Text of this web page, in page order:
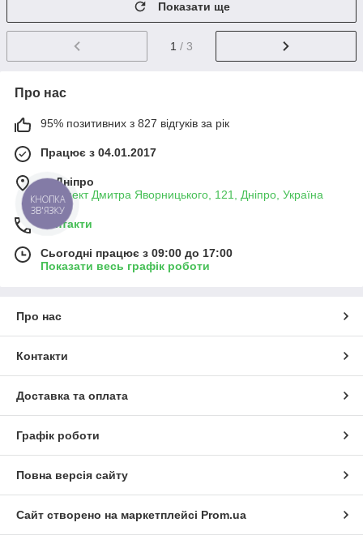
Показати ще
1 / 3
Про нас
95% позитивних з 827 відгуків за рік
Працює з 04.01.2017
м. Дніпро
проспект Дмитра Яворницького, 121, Дніпро, Україна
Контакти
Сьогодні працює з 09:00 до 17:00
Показати весь графік роботи
Про нас
Контакти
Доставка та оплата
Графік роботи
Повна версія сайту
Сайт створено на маркетплейсі Prom.ua
КНОПКА
ЗВ'ЯЗКУ